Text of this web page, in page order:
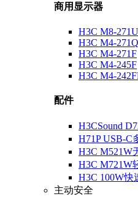
商用显示器
H3C M8-271U
H3C M4-271Q
H3C M4-271F
H3C M4-245F
H3C M4-
配件
H3CSound
H71P USB-C
H3C M521W
H3C M721W
H3C 100W快
主动安全